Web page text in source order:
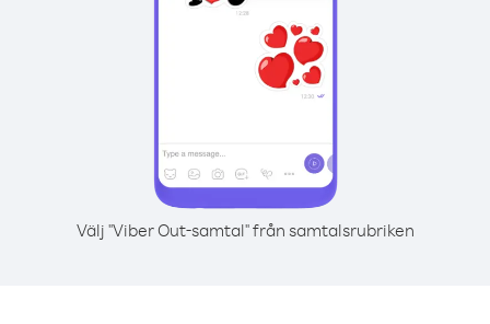
Välj "Viber Out-samtal" från samtalsrubriken